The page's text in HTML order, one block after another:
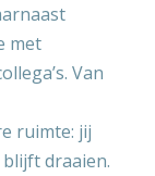
met
Van
ruimte: jij
draaien.